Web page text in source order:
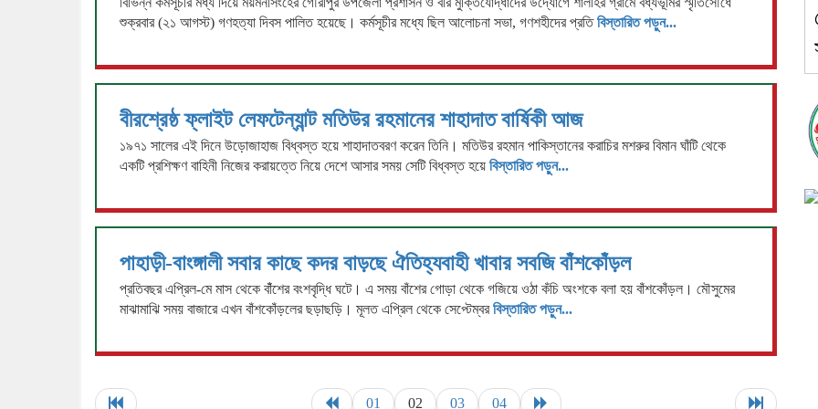
শুক্রবার (২১ আগস্ট) গণহত্যা দিবস পালিত হয়েছে। কর্মসূচীর মধ্যে ছিল আলোচনা সভা, গণশহীদের প্রতিবিস্তারিত পড়ুন...
বীরশ্রেষ্ঠ ফ্লাইট লেফটেন্যান্ট মতিউর রহমানের শাহাদাত বার্ষিকী আজ
১৯৭১ সালের এই দিনে উড়োজাহাজ বিধ্বস্ত হয়ে শাহাদাতবরণ করেন তিনি। মতিউর রহমান পাকিস্তানের করাচির মশরুর বিমান ঘাঁটি থেকে
একটি প্রশিক্ষণ বাহিনী নিজের করায়ত্তে নিয়ে দেশে আসার সময় সেটি বিধ্বস্ত হয়ে বিস্তারিত পড়ুন...
পাহাড়ী-বাংঙ্গালী সবার কাছে কদর বাড়ছে ঐতিহ্যবাহী খাবার সবজি বাঁশকোঁড়ল
প্রতিবছর এপ্রিল-মে মাস থেকে বাঁঁশের বংশবৃদ্ধি ঘটে। এ সময় বাঁশের গোড়া থেকে গজিয়ে ওঠা কঁচি অংশকে বলা হয় বাঁশকোঁড়ল। মৌসুমের
মাঝামাঝি সময় বাজারে এখন বাঁশকোঁড়লের ছড়াছড়ি। মূলত এপ্রিল থেকে সেপ্টেম্বরবিস্তারিত পড়ুন...
01 02 03 04